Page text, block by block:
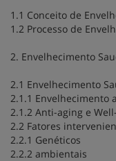
1.1 Conceito de
1.2 Processo de
2. Envelhecimento
2.1 Envelhecimento
2.1.1 Envelhecimento
2.1.2 Anti-aging e
2.2 Fatores
2.2.1 Genéticos
2.2.2 ambientais